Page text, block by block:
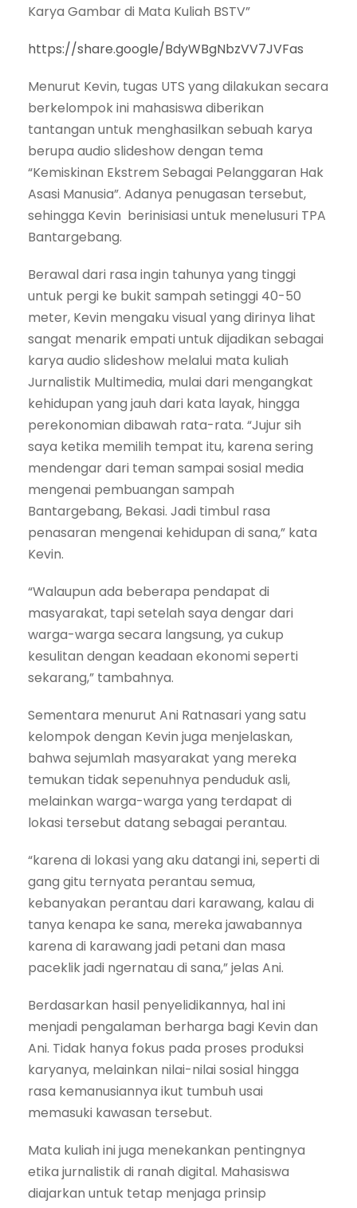
Karya Gambar di Mata Kuliah BSTV”
https://share.google/BdyWBgNbzVV7JVFas
Menurut Kevin, tugas UTS yang dilakukan secara
berkelompok ini mahasiswa diberikan
tantangan untuk menghasilkan sebuah karya
berupa audio slideshow dengan tema
“Kemiskinan Ekstrem Sebagai Pelanggaran Hak
Asasi Manusia”. Adanya penugasan tersebut,
sehingga Kevin berinisiasi untuk menelusuri TPA
Bantargebang.
Berawal dari rasa ingin tahunya yang tinggi
untuk pergi ke bukit sampah setinggi 40-50
meter, Kevin mengaku visual yang dirinya lihat
sangat menarik empati untuk dijadikan sebagai
karya audio slideshow melalui mata kuliah
Jurnalistik Multimedia, mulai dari mengangkat
kehidupan yang jauh dari kata layak, hingga
perekonomian dibawah rata-rata. “Jujur sih
saya ketika memilih tempat itu, karena sering
mendengar dari teman sampai sosial media
mengenai pembuangan sampah
Bantargebang, Bekasi. Jadi timbul rasa
penasaran mengenai kehidupan di sana,” kata
Kevin.
“Walaupun ada beberapa pendapat di
masyarakat, tapi setelah saya dengar dari
warga-warga secara langsung, ya cukup
kesulitan dengan keadaan ekonomi seperti
sekarang,” tambahnya.
Sementara menurut Ani Ratnasari yang satu
kelompok dengan Kevin juga menjelaskan,
bahwa sejumlah masyarakat yang mereka
temukan tidak sepenuhnya penduduk asli,
melainkan warga-warga yang terdapat di
lokasi tersebut datang sebagai perantau.
“karena di lokasi yang aku datangi ini, seperti di
gang gitu ternyata perantau semua,
kebanyakan perantau dari karawang, kalau di
tanya kenapa ke sana, mereka jawabannya
karena di karawang jadi petani dan masa
paceklik jadi ngernatau di sana,” jelas Ani.
Berdasarkan hasil penyelidikannya, hal ini
menjadi pengalaman berharga bagi Kevin dan
Ani. Tidak hanya fokus pada proses produksi
karyanya, melainkan nilai-nilai sosial hingga
rasa kemanusiannya ikut tumbuh usai
memasuki kawasan tersebut.
Mata kuliah ini juga menekankan pentingnya
etika jurnalistik di ranah digital. Mahasiswa
diajarkan untuk tetap menjaga prinsip